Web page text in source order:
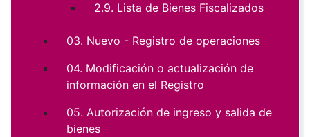
2.9. Lista de Bienes Fiscalizados
03. Nuevo - Registro de operaciones
04. Modificación o actualización de
información en el Registro
05. Autorización de ingreso y salida de
bienes